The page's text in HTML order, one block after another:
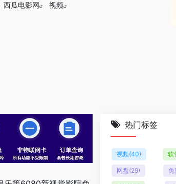
西瓜电影网
视频
热门标签
视频(40) 软
网盘(29) 免